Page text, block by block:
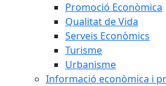
Promoció Econòmica
Qualitat de Vida
Serveis Econòmics
Turisme
Urbanisme
Informació econòmica i